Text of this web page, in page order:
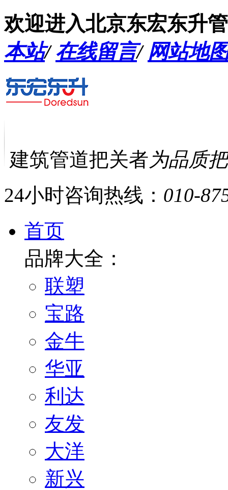
欢迎进入北京东宏东升
本站/ 在线留言/ 网站地
建筑管道把关者 为品质
24小时咨询热线： 010-
首页
品牌大全：
联塑
宝路
金牛
华亚
利达
友发
大洋
新兴